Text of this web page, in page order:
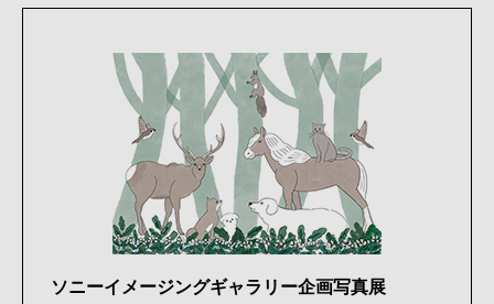
ソニーイメージングギャラリー企画写真展